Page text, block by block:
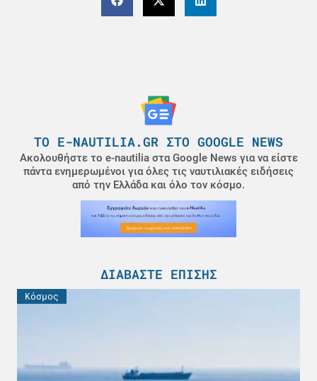
ΤΟ E-NAUTILIA.GR ΣΤΟ GOOGLE NEWS
Ακολουθήστε το e-nautilia στα Google News για να είστε
πάντα ενημερωμένοι για όλες τις ναυτιλιακές ειδήσεις
από την Ελλάδα και όλο τον κόσμο.
ΔΙΑΒΆΣΤΕ ΕΠΊΣΗΣ
Κόσμος